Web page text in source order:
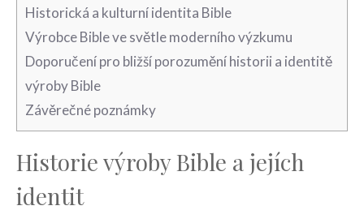
Historická a kulturní identita‌ Bible
Výrobce Bible ve světle moderního výzkumu
Doporučení pro bližší porozumění‌ historii a identitě
výroby ⁢Bible
Závěrečné poznámky
Historie výroby Bible a‌ jejích
identit